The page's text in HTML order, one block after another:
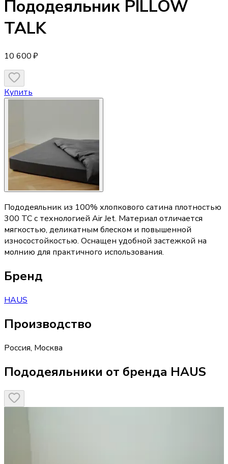
Пододеяльник PILLOW
TALK
10 600 ₽
Купить
Пододеяльник из 100% хлопкового сатина плотностью
300 TC с технологией Air Jet. Материал отличается
мягкостью, деликатным блеском и повышенной
износостойкостью. Оснащен удобной застежкой на
молнию для практичного использования.
Бренд
HAUS
Производство
Россия, Москва
Пододеяльники от бренда HAUS